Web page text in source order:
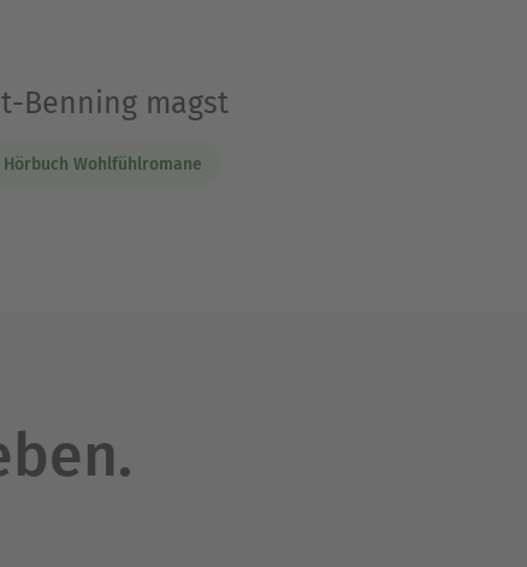
Benning magst
Hörbuch Wohlfühlromane